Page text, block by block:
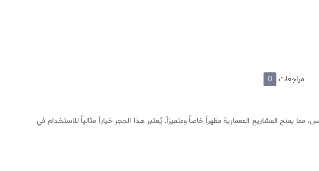
مراجعات 0
يمنح المشاريع المعمارية مظهراً خاصاً ومتميزاً. يُعتبر هذا الحجر خياراً مثالياً للاستخدام في